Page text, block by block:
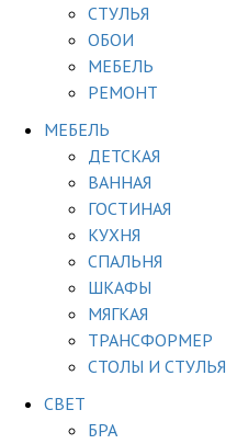
СТУЛЬЯ
ОБОИ
МЕБЕЛЬ
РЕМОНТ
МЕБЕЛЬ
ДЕТСКАЯ
ВАННАЯ
ГОСТИНАЯ
КУХНЯ
СПАЛЬНЯ
ШКАФЫ
МЯГКАЯ
ТРАНСФОРМЕР
СТОЛЫ И СТУЛЬЯ
СВЕТ
БРА